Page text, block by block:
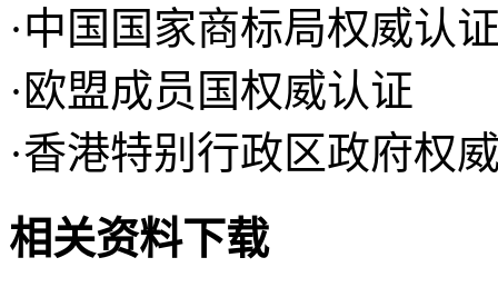
·中国国家商标局权威认
·欧盟成员国权威认证
·香港特别行政区政府权
相关资料下载